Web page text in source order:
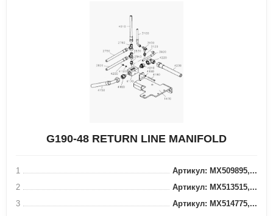
G190-48 RETURN LINE MANIFOLD
1
Артикул: MX509895,...
2
Артикул: MX513515,...
3
Артикул: MX514775,...